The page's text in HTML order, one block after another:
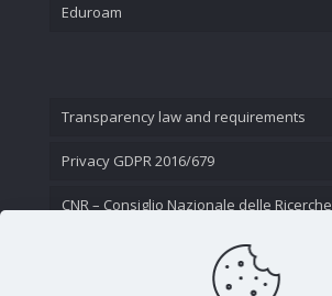
Eduroam
Transparency law and requirements
Privacy GDPR 2016/679
CNR – Consiglio Nazionale delle Ricerche